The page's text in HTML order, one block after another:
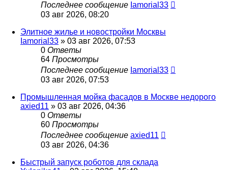
Последнее сообщение Iamorial33
03 авг 2026, 08:20
Элитное жилье и новостройки Москвы
Iamorial33 » 03 авг 2026, 07:53
0 Ответы
64 Просмотры
Последнее сообщение Iamorial33
03 авг 2026, 07:53
Промышленная мойка фасадов в Москве недорого
axied11 » 03 авг 2026, 04:36
0 Ответы
60 Просмотры
Последнее сообщение axied11
03 авг 2026, 04:36
Быстрый запуск роботов для склада